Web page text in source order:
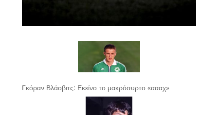
Γκόραν Βλάοβιτς: Εκείνο το μακρόσυρτο «αααχ»